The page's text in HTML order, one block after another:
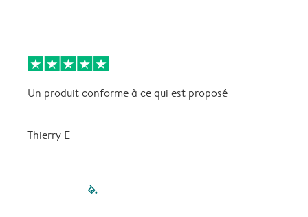
Un produit conforme à ce qui est proposé
Thierry E
filled-pagination